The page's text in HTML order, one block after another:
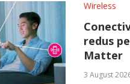
Wireless
redus
Matter
3 August